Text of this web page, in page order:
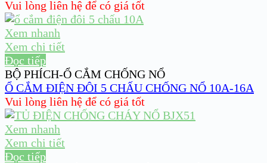
Vui lòng liên hệ để có giá tốt
Xem nhanh
Xem chi tiết
Đọc tiếp
BỘ PHÍCH-Ổ CẮM CHỐNG NỔ
Ổ CẮM ĐIỆN ĐÔI 5 CHẤU CHỐNG NỔ 10A-16A
Vui lòng liên hệ để có giá tốt
Xem nhanh
Xem chi tiết
Đọc tiếp